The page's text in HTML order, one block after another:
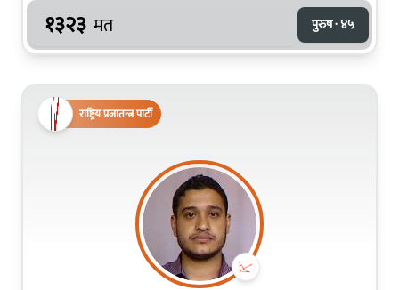
१३२३ मत पुरुष · ४५
राष्ट्रिय प्रजातन्त्र पार्टी